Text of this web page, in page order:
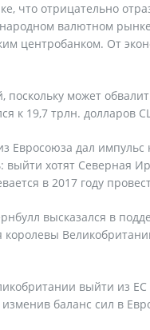
что отрицательно
валютном
центробанком. От
может
к 19,7 трлн. долларов
Евросоюза дал
выйти хотят Северная
в 2017 году
высказался в
выйти из
баланс сил в